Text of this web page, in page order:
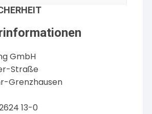
GmbH
Straße
Grenzhausen
13-0